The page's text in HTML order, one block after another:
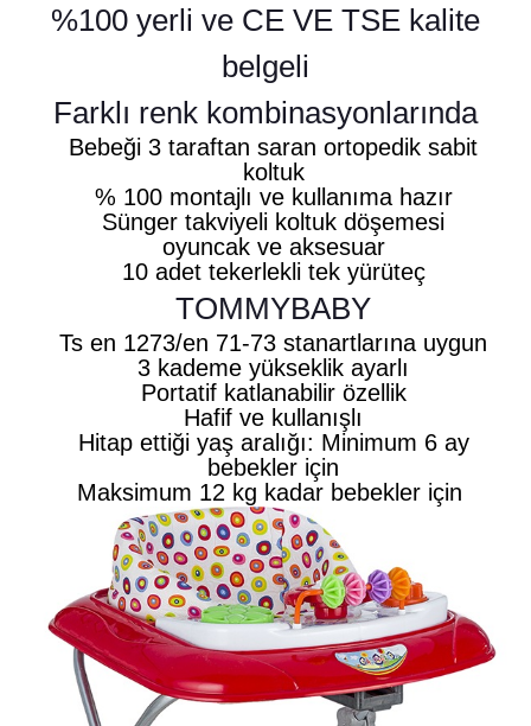
%100 yerli ve CE VE TSE kalite
belgeli
Farklı renk kombinasyonlarında
Bebeği 3 taraftan saran ortopedik sabit
koltuk
% 100 montajlı ve kullanıma hazır
Sünger takviyeli koltuk döşemesi
oyuncak ve aksesuar
10 adet tekerlekli tek yürüteç
TOMMYBABY
Ts en 1273/en 71-73 stanartlarına uygun
3 kademe yükseklik ayarlı
Portatif katlanabilir özellik
Hafif ve kullanışlı
Hitap ettiği yaş aralığı: Minimum 6 ay
bebekler için
Maksimum 12 kg kadar bebekler için